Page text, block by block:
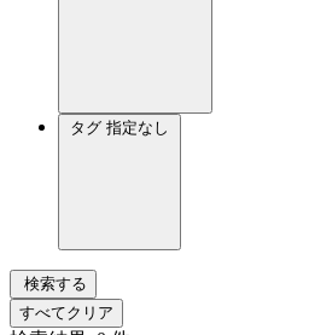
タグ 指定なし
検索する
すべてクリア